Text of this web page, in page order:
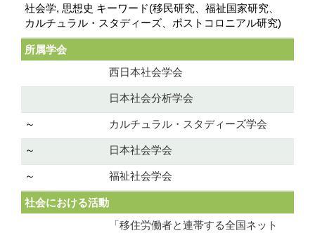
社会学, 思想史 キーワード(移民研究、福祉国家研究、
カルチュラル・スタディーズ、ポストコロニアル研究)
所属学会
西日本社会学会
日本社会分析学会
～ カルチュラル・スタディーズ学会
～ 日本社会学会
～ 福祉社会学会
社会における活動
「移住労働者と連帯する全国ネット